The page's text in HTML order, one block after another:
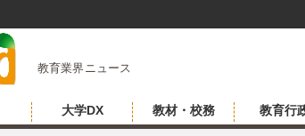
教育業界ニュース
大学DX 教材・校務 教育行